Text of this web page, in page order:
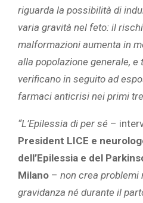
riguarda la possibilità di
varia gravità nel feto: il
malformazioni aumenta in
alla popolazione generale,
verificano in seguito ad
farmaci anticrisi nei primi
“L’Epilessia di per sé –
President LICE e
dell’Epilessia e del
Milano – non crea problemi
gravidanza né durante il